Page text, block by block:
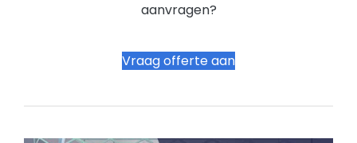
aanvragen?
Vraag offerte aan